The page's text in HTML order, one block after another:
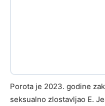
Porota je 2023. godine
seksualno zlostavljao E.